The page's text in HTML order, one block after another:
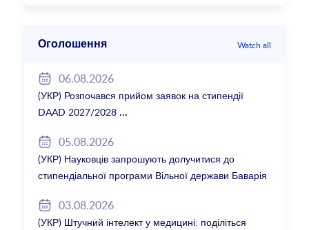
Оголошення Watch all
06.08.2026
(УКР) Розпочався прийом заявок на стипендії
DAAD 2027/2028
05.08.2026
(УКР) Науковців запрошують долучитися до
стипендіальної програми Вільної держави Баварія
03.08.2026
(УКР) Штучний інтелект у медицині: поділіться